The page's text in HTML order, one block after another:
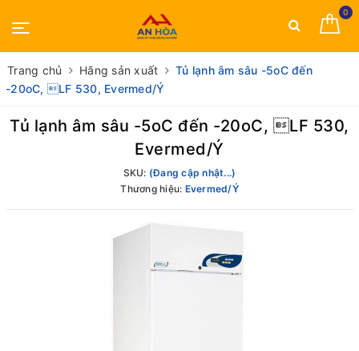
0
Trang chủ Hãng sản xuất
Tủ lạnh âm sâu -5oC đến
-20oC, LF 530, Evermed/Ý
Tủ lạnh âm sâu -5oC đến -20oC, LF 530,
Evermed/Ý
SKU: (Đang cập nhật...)
Thương hiệu: Evermed/Ý